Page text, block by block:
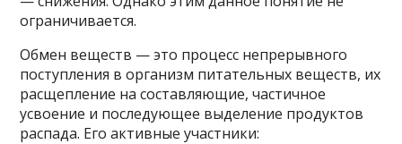
ограничивается.
Обмен веществ — это процесс непрерывного
поступления в организм питательных веществ, их
расщепление на составляющие, частичное
усвоение и последующее выделение продуктов
распада. Его активные участники: